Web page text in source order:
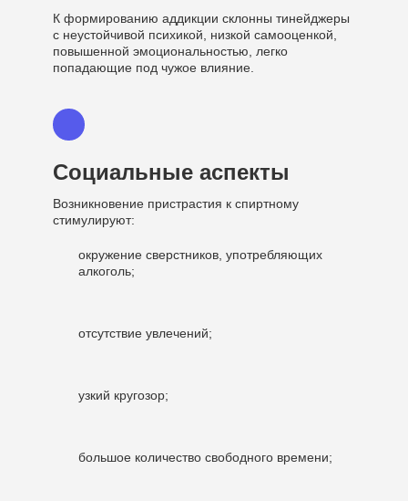
К формированию аддикции склонны тинейджеры
с неустойчивой психикой, низкой самооценкой,
повышенной эмоциональностью, легко
попадающие под чужое влияние.
Социальные аспекты
Возникновение пристрастия к спиртному
стимулируют:
окружение сверстников, употребляющих
алкоголь;
отсутствие увлечений;
узкий кругозор;
большое количество свободного времени;